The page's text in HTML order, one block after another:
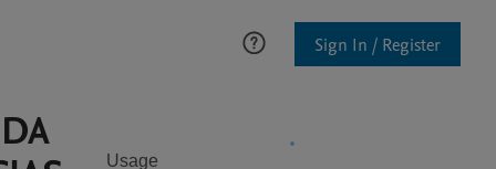
Sign In / Register
Usage